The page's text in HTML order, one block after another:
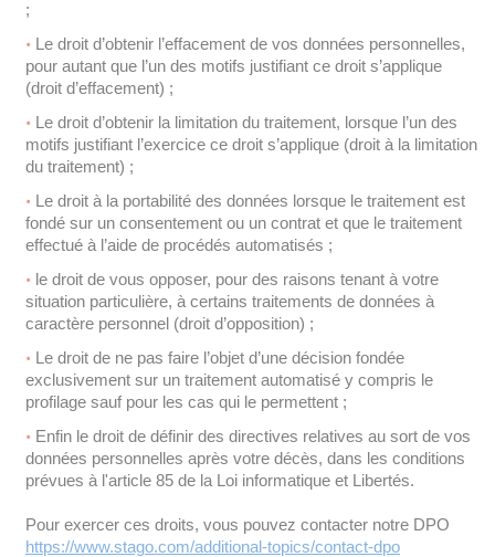
;
Le droit d’obtenir l’effacement de vos données personnelles,
pour autant que l’un des motifs justifiant ce droit s’applique
(droit d’effacement) ;
Le droit d’obtenir la limitation du traitement, lorsque l’un des
motifs justifiant l’exercice ce droit s’applique (droit à la limitation
du traitement) ;
Le droit à la portabilité des données lorsque le traitement est
fondé sur un consentement ou un contrat et que le traitement
effectué à l’aide de procédés automatisés ;
le droit de vous opposer, pour des raisons tenant à votre
situation particulière, à certains traitements de données à
caractère personnel (droit d’opposition) ;
Le droit de ne pas faire l’objet d’une décision fondée
exclusivement sur un traitement automatisé y compris le
profilage sauf pour les cas qui le permettent ;
Enfin le droit de définir des directives relatives au sort de vos
données personnelles après votre décès, dans les conditions
prévues à l'article 85 de la Loi informatique et Libertés.
Pour exercer ces droits, vous pouvez contacter notre DPO
https://www.stago.com/additional-topics/contact-dpo